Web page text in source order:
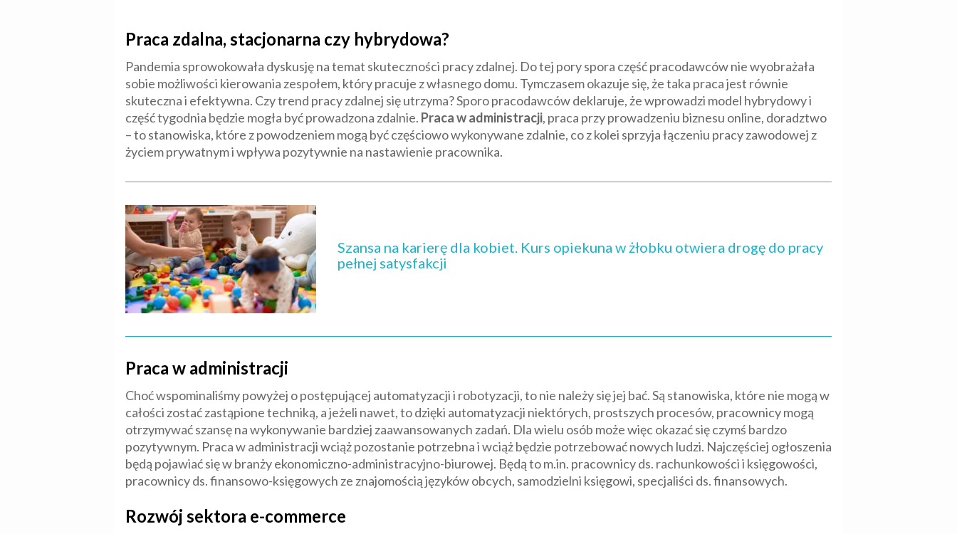
Praca zdalna, stacjonarna czy hybrydowa?
Pandemia sprowokowała dyskusję na temat skuteczności pracy zdalnej. Do tej pory spora część pracodawców nie wyobrażała
sobie możliwości kierowania zespołem, który pracuje z własnego domu. Tymczasem okazuje się, że taka praca jest równie
skuteczna i efektywna. Czy trend pracy zdalnej się utrzyma? Sporo pracodawców deklaruje, że wprowadzi model hybrydowy i
część tygodnia będzie mogła być prowadzona zdalnie. Praca w administracji, praca przy prowadzeniu biznesu online, doradztwo
– to stanowiska, które z powodzeniem mogą być częściowo wykonywane zdalnie, co z kolei sprzyja łączeniu pracy zawodowej z
życiem prywatnym i wpływa pozytywnie na nastawienie pracownika.
Szansa na karierę dla kobiet. Kurs opiekuna w żłobku otwiera drogę do pracy
pełnej satysfakcji
Praca w administracji
Choć wspominaliśmy powyżej o postępującej automatyzacji i robotyzacji, to nie należy się jej bać. Są stanowiska, które nie mogą w
całości zostać zastąpione techniką, a jeżeli nawet, to dzięki automatyzacji niektórych, prostszych procesów, pracownicy mogą
otrzymywać szansę na wykonywanie bardziej zaawansowanych zadań. Dla wielu osób może więc okazać się czymś bardzo
pozytywnym. Praca w administracji wciąż pozostanie potrzebna i wciąż będzie potrzebować nowych ludzi. Najczęściej ogłoszenia
będą pojawiać się w branży ekonomiczno-administracyjno-biurowej. Będą to m.in. pracownicy ds. rachunkowości i księgowości,
pracownicy ds. finansowo-księgowych ze znajomością języków obcych, samodzielni księgowi, specjaliści ds. finansowych.
Rozwój sektora e-commerce